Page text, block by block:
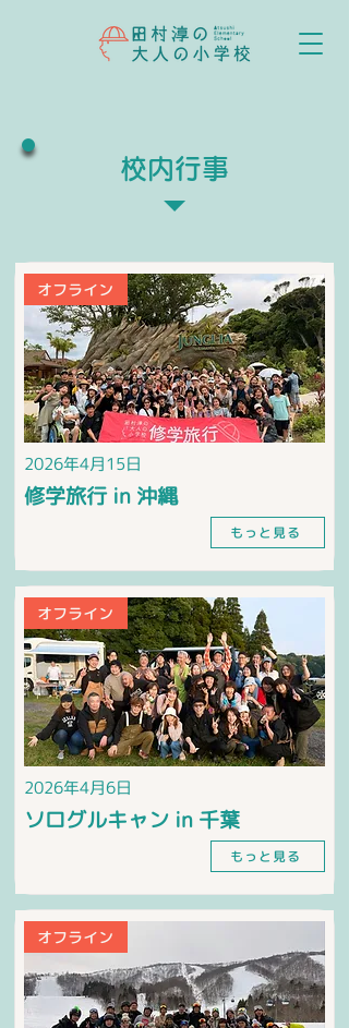
校内行事
オフライン
2026年4月15日
修学旅行 in 沖縄
もっと見る
オフライン
2026年4月6日
ソログルキャン in 千葉
もっと見る
オフライン